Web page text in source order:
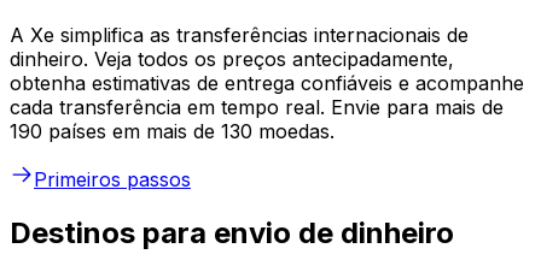
A Xe simplifica as transferências internacionais de
dinheiro. Veja todos os preços antecipadamente,
obtenha estimativas de entrega confiáveis e acompanhe
cada transferência em tempo real. Envie para mais de
190 países em mais de 130 moedas.
Primeiros passos
Destinos para envio de dinheiro